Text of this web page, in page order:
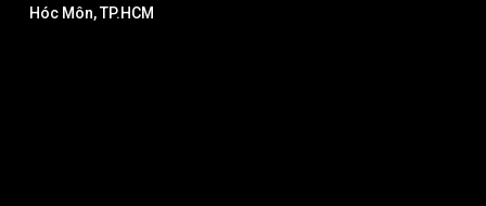
Hóc Môn, TP.HCM